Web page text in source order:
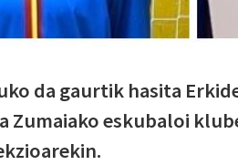
da gaurtik hasita
Zumaiako eskubaloi